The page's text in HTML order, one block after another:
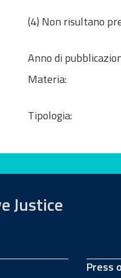
(4) Non risultano
Anno di
Materia:
Tipologia:
Justice
Press